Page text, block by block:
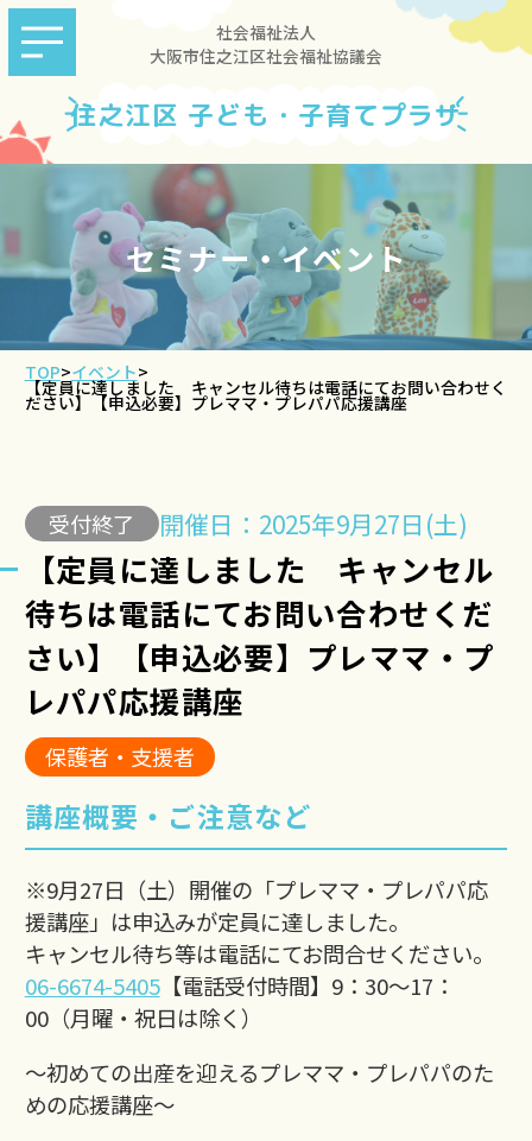
社会福祉法人
大阪市住之江区社会福祉協議会
住之江区 子ども・子育てプラザ
セミナー・イベント
TOP>イベント>
【定員に達しました キャンセル待ちは電話にてお問い合わせく
ださい】【申込必要】プレママ・プレパパ応援講座
受付終了 開催日：2025年9月27日(土)
【定員に達しました キャンセル
待ちは電話にてお問い合わせくだ
さい】【申込必要】プレママ・プ
レパパ応援講座
保護者・支援者
講座概要・ご注意など
※9月27日（土）開催の「プレママ・プレパパ応
援講座」は申込みが定員に達しました。
キャンセル待ち等は電話にてお問合せください。
06-6674-5405【電話受付時間】9：30～17：
00（月曜・祝日は除く）
～初めての出産を迎えるプレママ・プレパパのた
めの応援講座～